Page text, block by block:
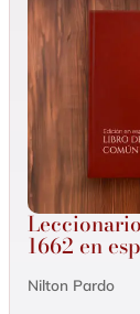
1662 en
Nilton Pardo